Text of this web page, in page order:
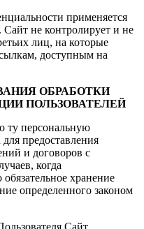
применяется
Сайт не контролирует и не
лиц, на которые
доступным на
ОБРАБОТКИ
ПОЛЬЗОВАТЕЛЕЙ
ту персональную
предоставления
и договоров с
когда
хранение
определенного законом
Сайт